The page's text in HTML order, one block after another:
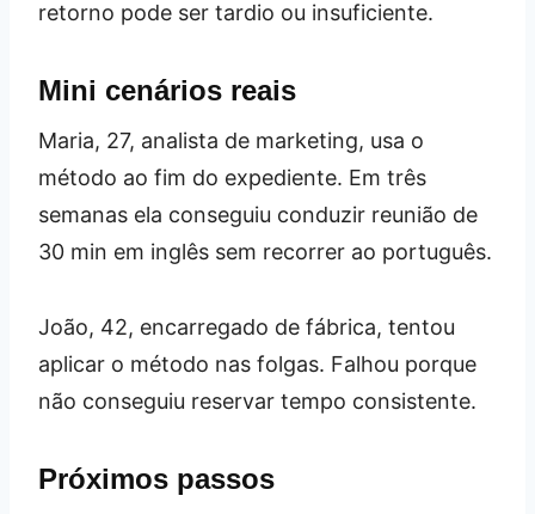
retorno pode ser tardio ou insuficiente.
Mini cenários reais
Maria, 27, analista de marketing, usa o
método ao fim do expediente. Em três
semanas ela conseguiu conduzir reunião de
30 min em inglês sem recorrer ao português.
João, 42, encarregado de fábrica, tentou
aplicar o método nas folgas. Falhou porque
não conseguiu reservar tempo consistente.
Próximos passos